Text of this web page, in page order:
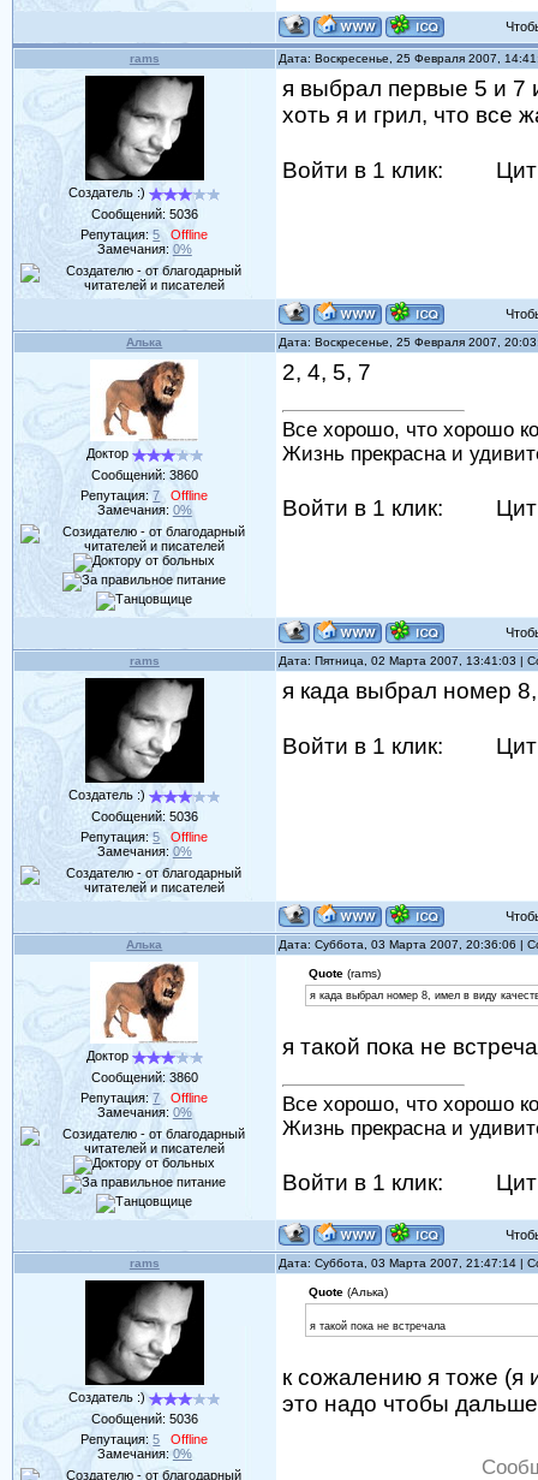
rams Дата: Воскресенье, 25 Февраля 2007,
Создатель :)
Сообщений: 5036
Репутация:5
Offline
Замечания: 0%
я выбрал первые 5 и 7
хоть я и грил, что все
Войти в 1 клик:
Алька Дата: Воскресенье, 25 Февраля 2007,
Доктор
Сообщений: 3860
Репутация:7
Offline
Замечания: 0%
2, 4, 5, 7
Все хорошо, что хорошо
Жизнь прекрасна и
Войти в 1 клик:
rams Дата: Пятница, 02 Марта 2007, 13:41:03 |
Создатель :)
Сообщений: 5036
Репутация:5
Offline
Замечания: 0%
я када выбрал номер
Войти в 1 клик:
Алька Дата: Суббота, 03 Марта 2007, 20:36:06 |
Доктор
Сообщений: 3860
Репутация:7
Offline
Замечания: 0%
Quote(rams)
я када выбрал номер 8, имел в виду
я такой пока не
Все хорошо, что хорошо
Жизнь прекрасна и
Войти в 1 клик:
rams Дата: Суббота, 03 Марта 2007, 21:47:14 |
Создатель :)
Сообщений: 5036
Репутация:5
Offline
Замечания: 0%
Quote(Алька)
я такой пока не встречала
к сожалению я тоже (я
это надо чтобы